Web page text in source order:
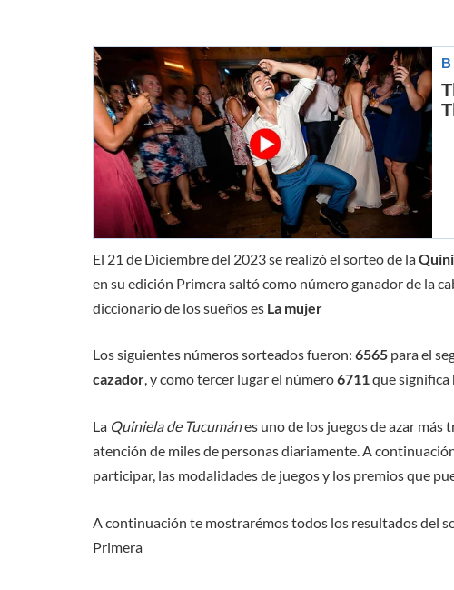
El 21 de Diciembre del 2023 se realizó el sorteo de la
en su edición Primera saltó como número ganador de la
diccionario de los sueños es La mujer
Los siguientes números sorteados fueron: 6565 para el
cazador, y como tercer lugar el número6711que significa
La Quiniela de Tucumánes uno de los juegos de azar
atención de miles de personas diariamente. A
participar, las modalidades de juegos y los premios que
A continuación te mostrarémos todos los resultados del
Primera